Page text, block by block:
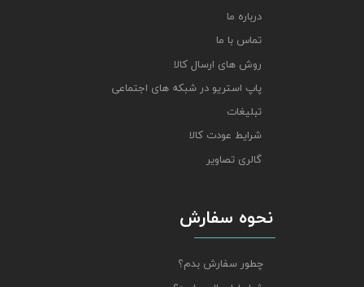
نحوه سفارش
چطور سفارش بدم؟
درباره ما
تماس با ما
روش های ارسال کالا
پاپ استریو در شبکه های اجتماعی
تبلیغات
شرایط عودت کالا
گالری تصاویر